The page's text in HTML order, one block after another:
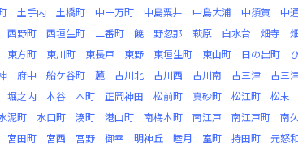
土手内 土橋町 中一万町 中島粟井 中島大浦 中須賀 中通
西野町 西垣生町 二番町 饒 野忽那 萩原 白水台 畑寺
東方町 東川町 東長戸 東野 東垣生町 東山町 日の出町
府中 船ケ谷町 麓 古川北 古川西 古川南 古三津 古三
堀之内 本谷 本町 正岡神田 松前町 真砂町 松江町 松末
泥町 水口町 湊町 港山町 南梅本町 南江戸 南江戸町 南
宮田町 宮西 宮野 御幸 明神丘 睦月 室町 持田町 元怒和